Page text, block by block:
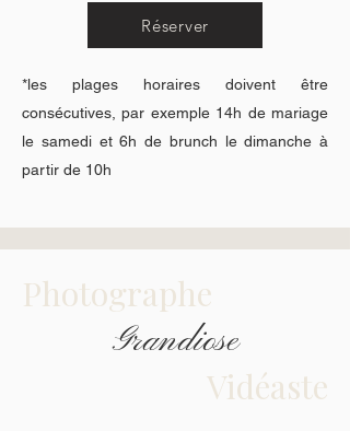
Réserver
*les plages horaires doivent être
consécutives, par exemple 14h de mariage
le samedi et 6h de brunch le dimanche à
partir de 10h
Photographe
Grandiose
Vidéaste